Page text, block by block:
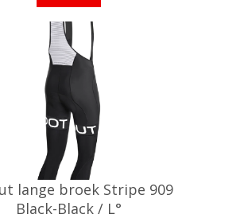
lange broek Stripe 909
Black-Black / L°